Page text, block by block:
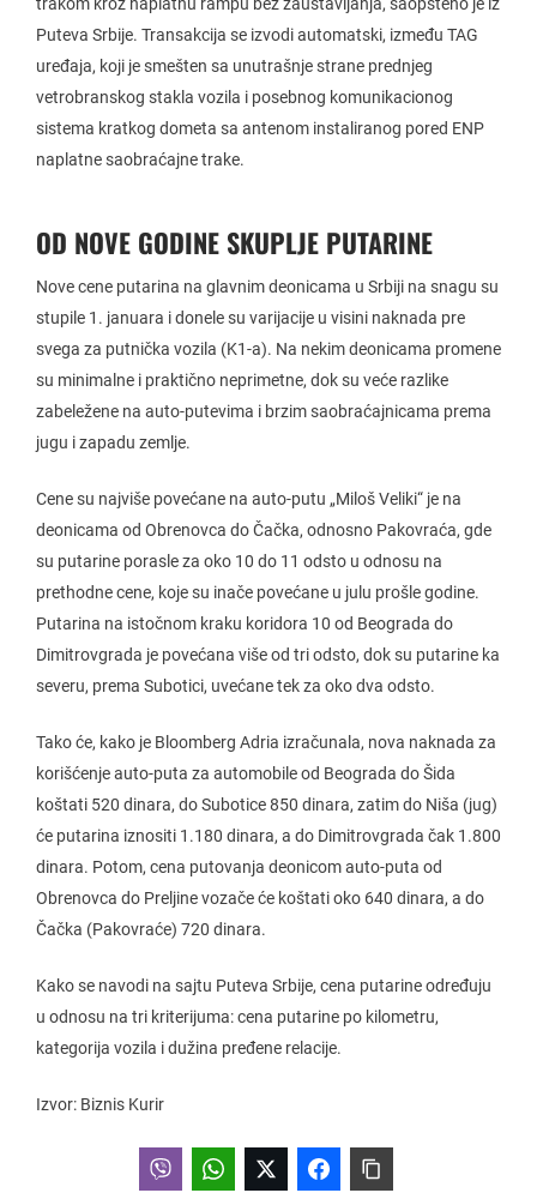
Puteva Srbije. Transakcija se izvodi automatski, između TAG
uređaja, koji je smešten sa unutrašnje strane prednjeg
vetrobranskog stakla vozila i posebnog komunikacionog
sistema kratkog dometa sa antenom instaliranog pored ENP
naplatne saobraćajne trake.
OD NOVE GODINE SKUPLJE PUTARINE
Nove cene putarina na glavnim deonicama u Srbiji na snagu su
stupile 1. januara i donele su varijacije u visini naknada pre
svega za putnička vozila (K1-a). Na nekim deonicama promene
su minimalne i praktično neprimetne, dok su veće razlike
zabeležene na auto-putevima i brzim saobraćajnicama prema
jugu i zapadu zemlje.
Cene su najviše povećane na auto-putu „Miloš Veliki“ je na
deonicama od Obrenovca do Čačka, odnosno Pakovraća, gde
su putarine porasle za oko 10 do 11 odsto u odnosu na
prethodne cene, koje su inače povećane u julu prošle godine.
Putarina na istočnom kraku koridora 10 od Beograda do
Dimitrovgrada je povećana više od tri odsto, dok su putarine ka
severu, prema Subotici, uvećane tek za oko dva odsto.
Tako će, kako je Bloomberg Adria izračunala, nova naknada za
korišćenje auto-puta za automobile od Beograda do Šida
koštati 520 dinara, do Subotice 850 dinara, zatim do Niša (jug)
će putarina iznositi 1.180 dinara, a do Dimitrovgrada čak 1.800
dinara. Potom, cena putovanja deonicom auto-puta od
Obrenovca do Preljine vozače će koštati oko 640 dinara, a do
Čačka (Pakovraće) 720 dinara.
Kako se navodi na sajtu Puteva Srbije, cena putarine određuju
u odnosu na tri kriterijuma: cena putarine po kilometru,
kategorija vozila i dužina pređene relacije.
Izvor: Biznis Kurir